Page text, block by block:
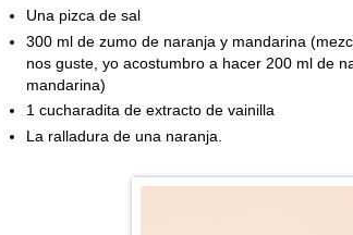
Una pizca de sal
300 ml de zumo de naranja y mandarina
nos guste, yo acostumbro a hacer 200 ml de
mandarina)
1 cucharadita de extracto de vainilla
La ralladura de una naranja.